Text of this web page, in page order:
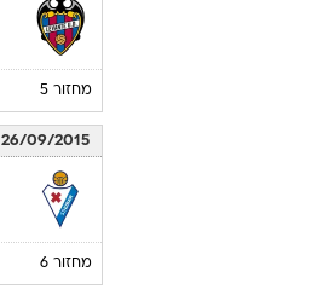
מחזור 5
26/09/2015
מחזור 6